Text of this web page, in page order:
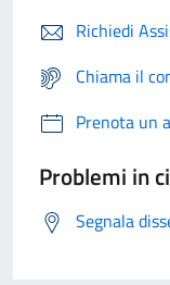
Richiedi
Chiama il
Prenota un
Problemi in
Segnala